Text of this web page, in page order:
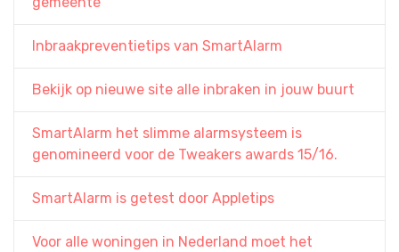
Inbraakpreventietips van SmartAlarm
Bekijk op nieuwe site alle inbraken in jouw buurt
SmartAlarm het slimme alarmsysteem is
genomineerd voor de Tweakers awards 15/16.
SmartAlarm is getest door Appletips
Voor alle woningen in Nederland moet het